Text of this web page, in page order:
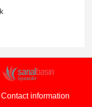
Contact information